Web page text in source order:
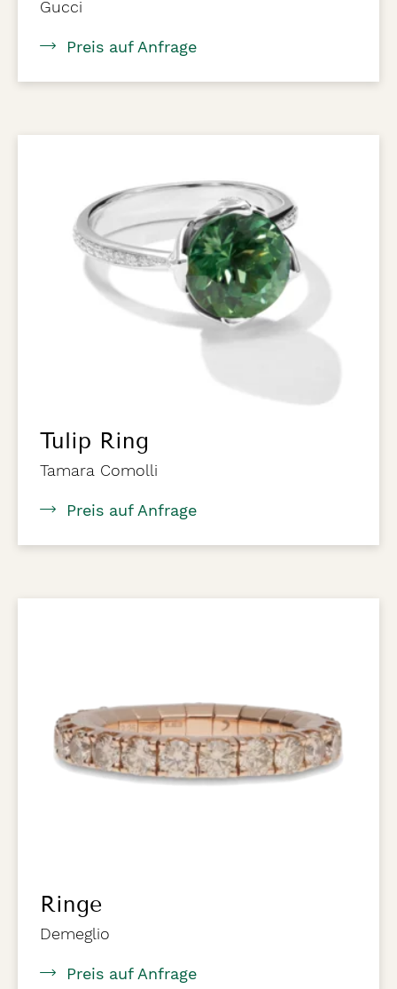
Gucci
Preis auf Anfrage
Tulip Ring
Tamara Comolli
Preis auf Anfrage
Ringe
Demeglio
Preis auf Anfrage